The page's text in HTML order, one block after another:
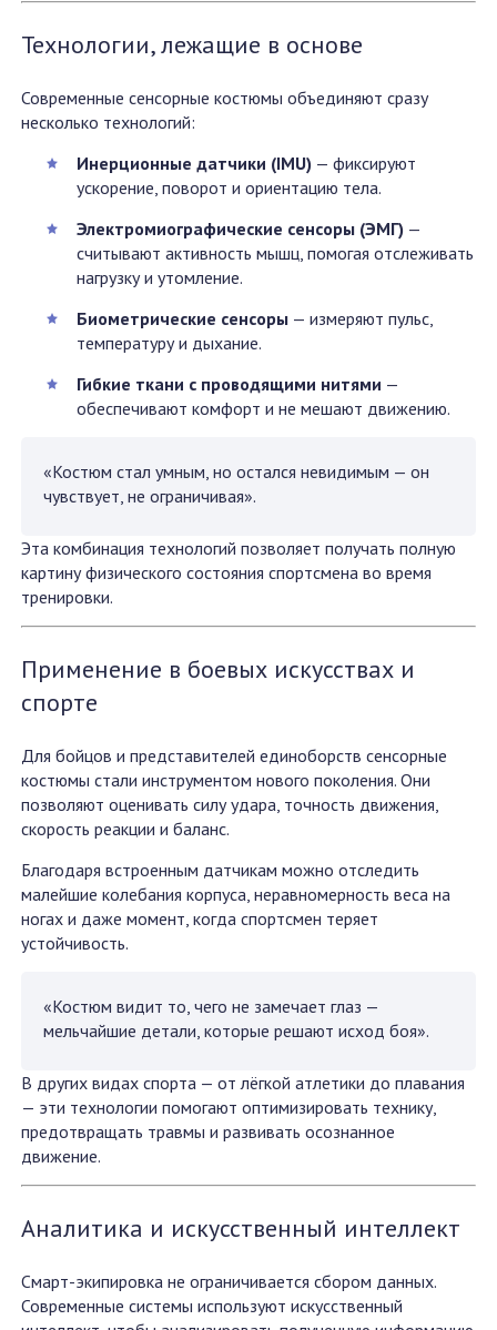
Технологии, лежащие в основе
Современные сенсорные костюмы объединяют сразу
несколько технологий:
Инерционные датчики (IMU)— фиксируют
ускорение, поворот и ориентацию тела.
Электромиографические сенсоры (ЭМГ)—
считывают активность мышц, помогая отслеживать
нагрузку и утомление.
Биометрические сенсоры— измеряют пульс,
температуру и дыхание.
Гибкие ткани с проводящими нитями —
обеспечивают комфорт и не мешают движению.
«Костюм стал умным, но остался невидимым — он
чувствует, не ограничивая».
Эта комбинация технологий позволяет получать полную
картину физического состояния спортсмена во время
тренировки.
Применение в боевых искусствах и
спорте
Для бойцов и представителей единоборств сенсорные
костюмы стали инструментом нового поколения. Они
позволяют оценивать силу удара, точность движения,
скорость реакции и баланс.
Благодаря встроенным датчикам можно отследить
малейшие колебания корпуса, неравномерность веса на
ногах и даже момент, когда спортсмен теряет
устойчивость.
«Костюм видит то, чего не замечает глаз —
мельчайшие детали, которые решают исход боя».
В других видах спорта — от лёгкой атлетики до плавания
— эти технологии помогают оптимизировать технику,
предотвращать травмы и развивать осознанное
движение.
Аналитика и искусственный интеллект
Смарт-экипировка не ограничивается сбором данных.
Современные системы используют искусственный